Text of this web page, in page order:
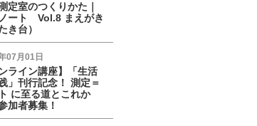
定室のつくりかた｜
ート Vol.8 まえがき
き台）
07月01日
ンライン講座】「生活
」刊行記念！ 測定＝
に至る道とこれか
加者募集！